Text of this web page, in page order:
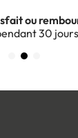
ou
30 jours